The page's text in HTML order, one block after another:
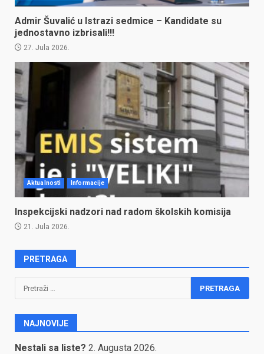
Admir Šuvalić u Istrazi sedmice – Kandidate su
jednostavno izbrisali!!!
27. Jula 2026.
Aktualnosti Informacije
Inspekcijski nadzori nad radom školskih komisija
21. Jula 2026.
PRETRAGA
Pretraga:
NAJNOVIJE
Nestali sa liste? 2. Augusta 2026.